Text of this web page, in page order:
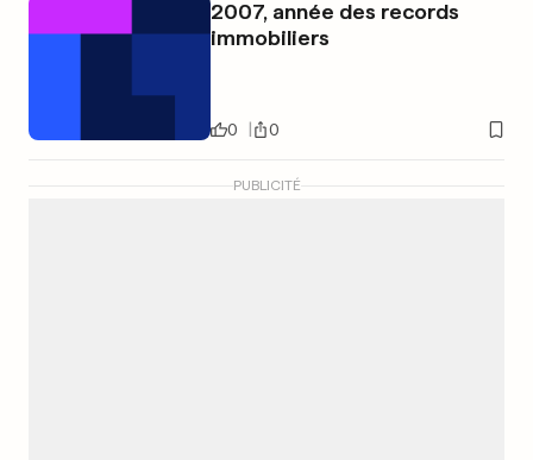
2007, année des records
immobiliers
0 0
PUBLICITÉ